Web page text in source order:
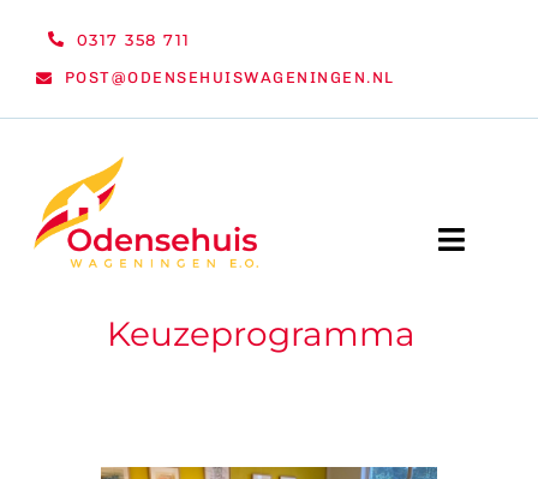
0317 358 711
POST@ODENSEHUISWAGENINGEN.NL
Toggle
WELKOMKeuzeprogramma